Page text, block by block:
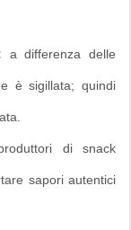
a differenza delle
è sigillata; quindi
di snack
sapori autentici